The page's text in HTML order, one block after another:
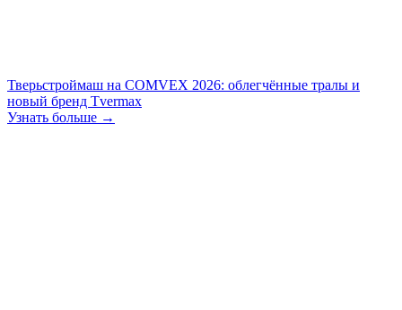
Тверьстроймаш на COMVEX 2026: облегчённые тралы и
новый бренд Tvermax
Узнать больше →